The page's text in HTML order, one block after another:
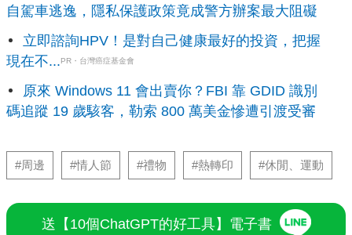
自駕車逃逸，隱私保護政策竟成警方辦案最大阻礙
立即諮詢HPV！是對自己健康最好的投資，把握
現在不...PR・台灣癌症基金會
原來 Windows 11 會出賣你？FBI 靠 GDID 識別
碼追蹤 19 歲駭客，勒索 800 萬美金慘遭引渡受審
#周邊 #情人節 #禮物 #熱轉印 #休閒、運動
送【10個ChatGPT的好工具】電子書